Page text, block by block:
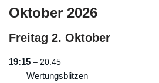
Oktober 2026
Freitag 2. Oktober
19:15 – 20:45
Wertungsblitzen